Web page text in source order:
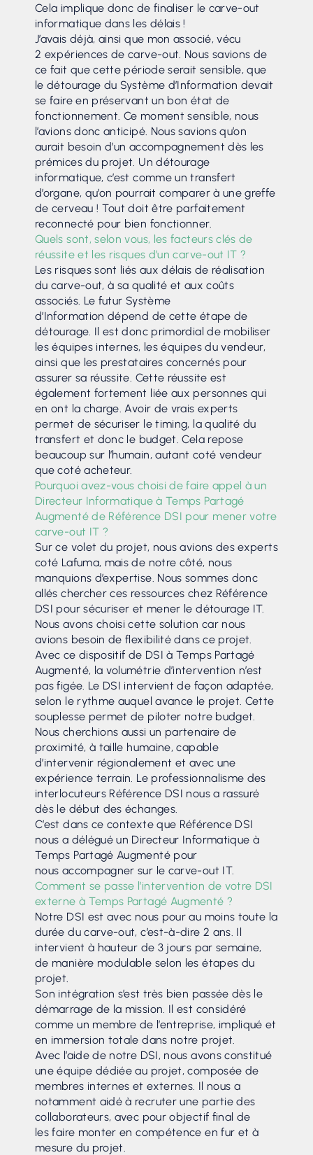
Cela implique donc de finaliser le carve-out
informatique dans les délais !
J’avais déjà, ainsi que mon associé, vécu
2 expériences de carve-out. Nous savions de
ce fait que cette période serait sensible, que
le détourage du Système d’Information devait
se faire en préservant un bon état de
fonctionnement. Ce moment sensible, nous
l’avions donc anticipé. Nous savions qu’on
aurait besoin d’un accompagnement dès les
prémices du projet. Un détourage
informatique, c’est comme un transfert
d’organe, qu’on pourrait comparer à une greffe
de cerveau ! Tout doit être parfaitement
reconnecté pour bien fonctionner.
Quels sont, selon vous, les facteurs clés de
réussite et les risques d’un carve-out IT ?
Les risques sont liés aux délais de réalisation
du carve-out, à sa qualité et aux coûts
associés. Le futur Système
d’Information dépend de cette étape de
détourage. Il est donc primordial de mobiliser
les équipes internes, les équipes du vendeur,
ainsi que les prestataires concernés pour
assurer sa réussite. Cette réussite est
également fortement liée aux personnes qui
en ont la charge. Avoir de vrais experts
permet de sécuriser le timing, la qualité du
transfert et donc le budget. Cela repose
beaucoup sur l’humain, autant coté vendeur
que coté acheteur.
Pourquoi avez-vous choisi de faire appel à un
Directeur Informatique à Temps Partagé
Augmenté de Référence DSI pour mener votre
carve-out IT ?
Sur ce volet du projet, nous avions des experts
coté Lafuma, mais de notre côté, nous
manquions d’expertise. Nous sommes donc
allés chercher ces ressources chez Référence
DSI pour sécuriser et mener le détourage IT.
Nous avons choisi cette solution car nous
avions besoin de flexibilité dans ce projet.
Avec ce dispositif de DSI à Temps Partagé
Augmenté, la volumétrie d’intervention n’est
pas figée. Le DSI intervient de façon adaptée,
selon le rythme auquel avance le projet. Cette
souplesse permet de piloter notre budget.
Nous cherchions aussi un partenaire de
proximité, à taille humaine, capable
d’intervenir régionalement et avec une
expérience terrain. Le professionnalisme des
interlocuteurs Référence DSI nous a rassuré
dès le début des échanges.
C’est dans ce contexte que Référence DSI
nous a délégué un Directeur Informatique à
Temps Partagé Augmenté pour
nous accompagner sur le carve-out IT.
Comment se passe l’intervention de votre DSI
externe à Temps Partagé Augmenté ?
Notre DSI est avec nous pour au moins toute la
durée du carve-out, c’est-à-dire 2 ans. Il
intervient à hauteur de 3 jours par semaine,
de manière modulable selon les étapes du
projet.
Son intégration s’est très bien passée dès le
démarrage de la mission. Il est considéré
comme un membre de l’entreprise, impliqué et
en immersion totale dans notre projet.
Avec l’aide de notre DSI, nous avons constitué
une équipe dédiée au projet, composée de
membres internes et externes. Il nous a
notamment aidé à recruter une partie des
collaborateurs, avec pour objectif final de
les faire monter en compétence en fur et à
mesure du projet.